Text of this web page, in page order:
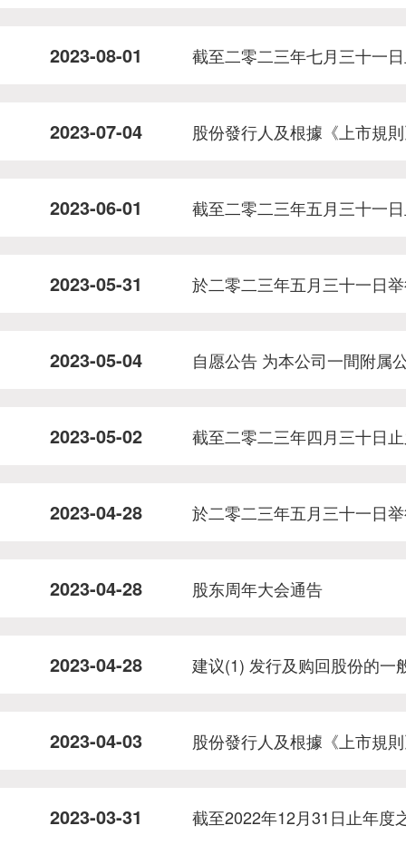
2023-08-01 截至二零二三年七月三十一
2023-07-04 股份發行人及根據《上市規
2023-06-01 截至二零二三年五月三十一
2023-05-31 於二零二三年五月三十一日
2023-05-04 自愿公告 为本公司一間附属
2023-05-02 截至二零二三年四月三十日
2023-04-28 於二零二三年五月三十一日
2023-04-28 股东周年大会通告
2023-04-28 建议(1) 发行及购回股份的一
2023-04-03 股份發行人及根據《上市規
2023-03-31 截至2022年12月31日止年度